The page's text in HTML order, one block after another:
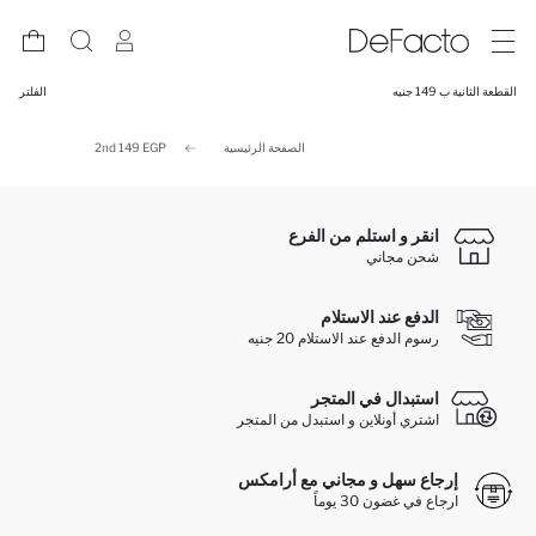
القطعة الثانية ب 149 جنيه الفلتر
الصفحة الرئيسية 2nd 149 EGP
انقر و استلم من الفرع
شحن مجاني
الدفع عند الاستلام
رسوم الدفع عند الاستلام 20 جنيه
استبدال في المتجر
اشتري أونلاين و استبدل من المتجر
إرجاع سهل و مجاني مع أرامكس
ارجاع في غضون 30 يوماً